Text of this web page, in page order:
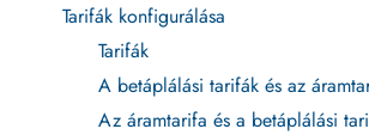
Tarifák konfigurálása
Tarifák
A betáplálási tarifák és az
Az áramtarifa és a betáplálási